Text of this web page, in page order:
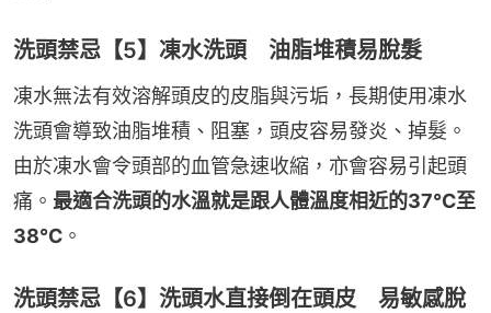
洗頭禁忌【5】凍水洗頭 油脂堆積易脫髮
凍水無法有效溶解頭皮的皮脂與污垢，長期使用凍水
洗頭會導致油脂堆積、阻塞，頭皮容易發炎、掉髮。
由於凍水會令頭部的血管急速收縮，亦會容易引起頭
痛。 最適合洗頭的水溫就是跟人體溫度相近的37℃至
38℃ 。
洗頭禁忌【6】洗頭水直接倒在頭皮 易敏感脫